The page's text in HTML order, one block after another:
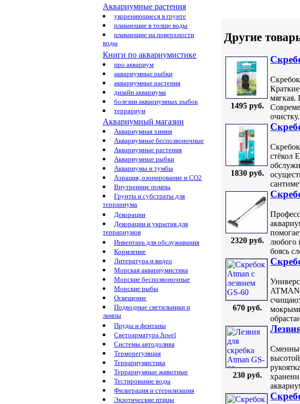
Аквариумные растения
укореняющиеся в грунте
плавающие в толще воды
плавающие на поверхности
воды
Книги по аквариумистике
про аквариум
аквариумные рыбки
аквариумные растения
дизайн аквариума
болезни аквариумных рыбок
террариум
Аквариумный магазин
Аквариумная химия
Аквариумные беспозвоночные
Аквариумные растения
Аквариумные рыбки
Аквариумы и тумбы
Аэрация, озонирование и CO2
Внутренние помпы
Грунты и субстраты для
террариума
Декорации
Декорации и укрытия для
террариумов
Инвентарь для обслуживания
Кормление
Литература и видео
Морская аквариумистика
Морские беспозвоночные
Морские рыбы
Освещение
Подводные светильники и
лампы
Пруды и фонтаны
Светоарматура Juwel
Системы автодолива
Терморегуляция
Террариумистика
Террариумные животные
Тестирование воды
Фильтрация и стерилизация
Экзотические птицы
Другие
1495 руб.
1830 руб.
стёкол
2320 руб.
любого
боясь
670 руб.
230 руб.